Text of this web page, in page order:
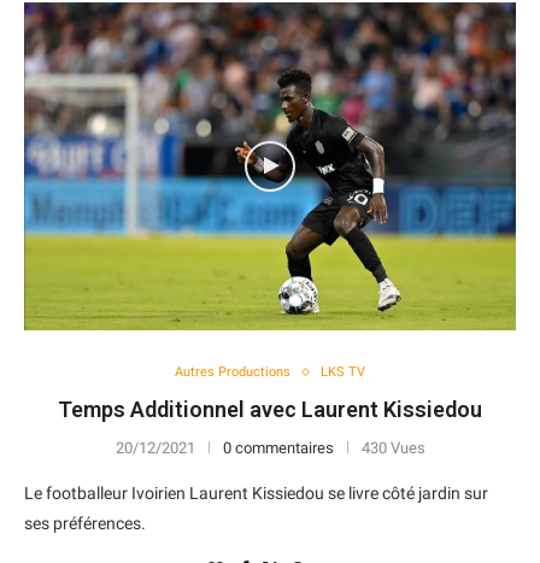
Autres Productions LKS TV
Temps Additionnel avec Laurent Kissiedou
20/12/2021 0 commentaires 430 Vues
Le footballeur Ivoirien Laurent Kissiedou se livre côté jardin sur
ses préférences.